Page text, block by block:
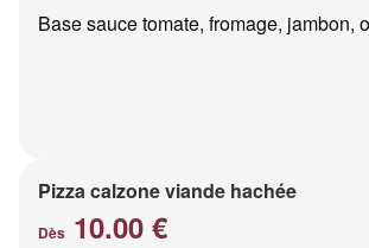
Base sauce tomate, fromage, jambon,
Pizza calzone viande hachée
Dès 10.00 €